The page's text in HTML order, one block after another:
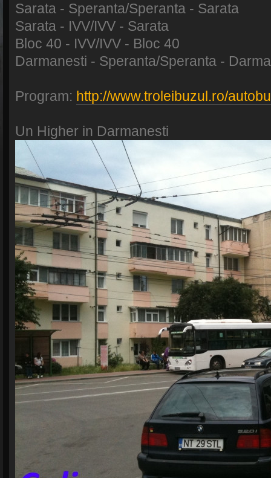
Sarata - Speranta/Speranta - Sarata
Sarata - IVV/IVV - Sarata
Bloc 40 - IVV/IVV - Bloc 40
Darmanesti - Speranta/Speranta -
Program: http://www.troleibuzul.ro/
Un Higher in Darmanesti